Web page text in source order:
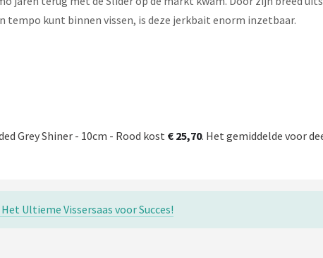
tempo kunt binnen vissen, is deze jerkbait enorm inzetbaar.
Grey Shiner - 10cm - Rood kost € 25,70. Het gemiddelde voor
Ultieme Vissersaas voor Succes!